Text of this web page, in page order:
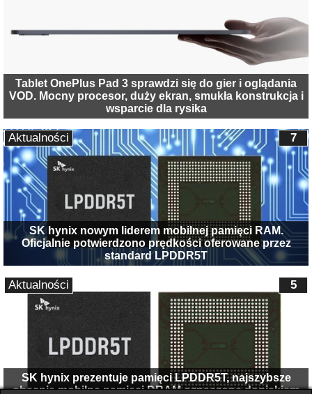
Tablet OnePlus Pad 3 sprawdzi się do gier i oglądania
VOD. Mocny procesor, duży ekran, smukła konstrukcja i
wsparcie dla rysika
SK hynix nowym liderem mobilnej pamięci RAM.
Oficjalnie potwierdzono prędkości oferowane przez
standard LPDDR5T
7
Aktualności
SK hynix prezentuje pamięci LPDDR5T, najszybsze
obecnie mobilne pamięci DRAM oznaczone dopiskiem
5
Aktualności